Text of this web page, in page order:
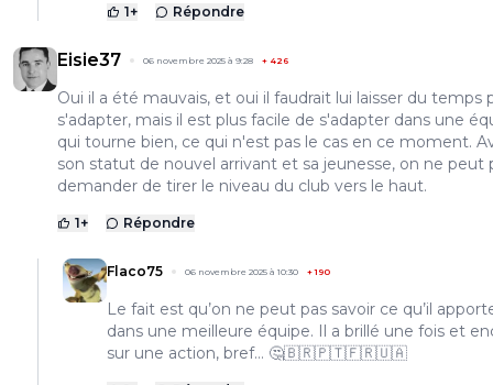
1+ Répondre
Eisie37 06 novembre 2025 à 9:28 + 426
Oui il a été mauvais, et oui il faudrait lui laisser du temps
s'adapter, mais il est plus facile de s'adapter dans une
qui tourne bien, ce qui n'est pas le cas en ce moment.
son statut de nouvel arrivant et sa jeunesse, on ne peut
demander de tirer le niveau du club vers le haut.
1+ Répondre
Flaco75 06 novembre 2025 à 10:30 +190
Le fait est qu’on ne peut pas savoir ce qu’il
dans une meilleure équipe. Il a brillé une fois et
sur une action, bref… 🤔🇧🇷🇵🇹🇫🇷🇺🇦